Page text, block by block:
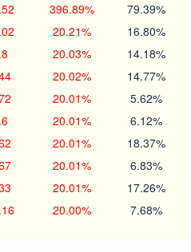
396.89% 79.39%
20.21% 16.80%
20.03% 14.18%
20.02% 14.77%
20.01% 5.62%
20.01% 6.12%
20.01% 18.37%
20.01% 6.83%
20.01% 17.26%
20.00% 7.68%